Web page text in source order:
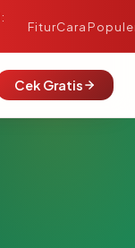
FiturCara
Cek Gratis